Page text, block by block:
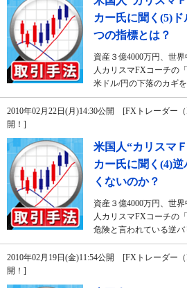
カー氏に聞く(5)
つの指標とは？
資産３億4000万円、世
人カリスマFXコーチの
米ドル/円の下落のカギ
2010年02月22日(月)14:30公開 [FXトレーダー
開！]
米国人“カリスマ
カー氏に聞く(4)
くないのか？
資産３億4000万円、世
人カリスマFXコーチの
危険と言われている逆
2010年02月19日(金)11:54公開 [FXトレーダー
開！]